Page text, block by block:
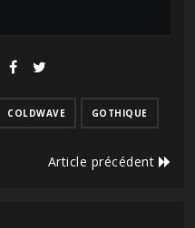
COLDWAVE GOTHIQUE
Article précédent